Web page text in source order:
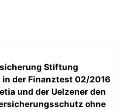
Stiftung
der Finanztest 02/2016
und der Uelzener den
ohne